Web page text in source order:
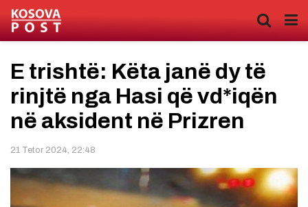
E trishtë: Këta janë dy të
rinjtë nga Hasi që vd*iqën
në aksident në Prizren
21 Tetor 2024, 22:48